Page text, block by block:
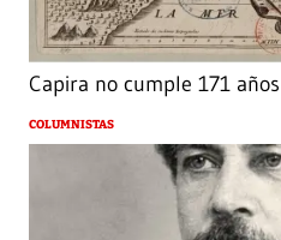
Capira no cumple 171 años
COLUMNISTAS